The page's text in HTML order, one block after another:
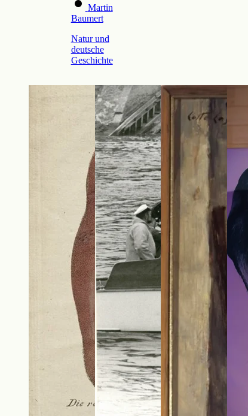
Martin
Baumert
Natur und
deutsche
Geschichte